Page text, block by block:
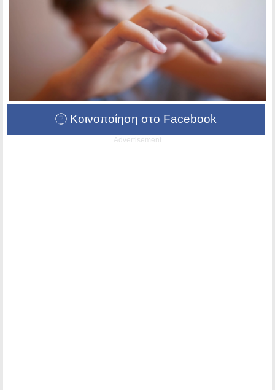
Κοινοποίηση στο Facebook
Advertisement